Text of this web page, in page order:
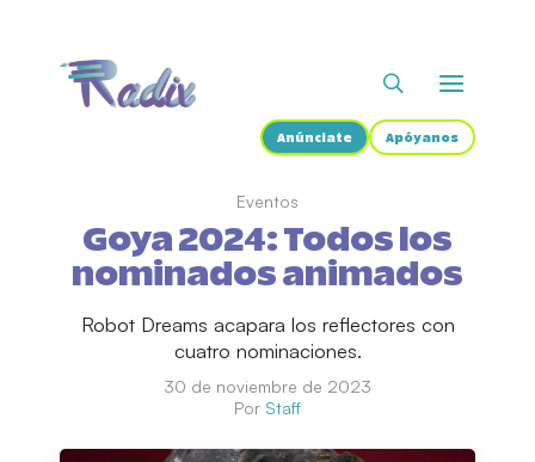
Anúnciate Apóyanos
Eventos
Goya 2024: Todos los
nominados animados
Robot Dreams acapara los reflectores con
cuatro nominaciones.
30 de noviembre de 2023
Por Staff